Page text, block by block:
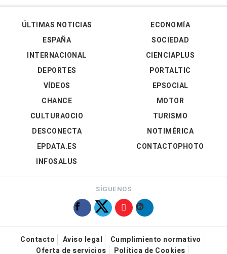
ÚLTIMAS NOTICIAS
ESPAÑA
INTERNACIONAL
DEPORTES
VÍDEOS
ECONOMÍA
SOCIEDAD
CIENCIAPLUS
PORTALTIC
EPSOCIAL
CHANCE
CULTURAOCIO
DESCONECTA
EPDATA.ES
INFOSALUS
MOTOR
TURISMO
NOTIMÉRICA
CONTACTOPHOTO
SÍGUENOS
Contacto Aviso legal
Cumplimiento normativo
Oferta de servicios
Política de Cookies